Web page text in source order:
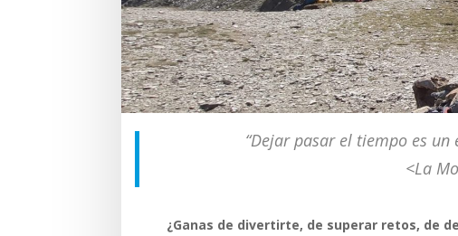
“Dejar pasar el tiempo es
<La
¿Ganas de divertirte, de superar retos, de